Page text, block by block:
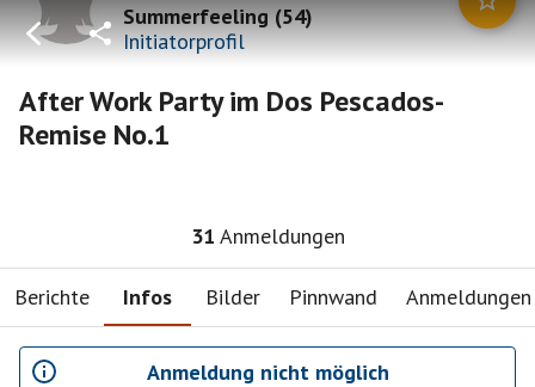
Summerfeeling(54)
Initiatorprofil
After Work Party im Dos Pescados-
Remise No.1
31 Anmeldungen
Berichte Infos Bilder Pinnwand Anmeldungen
Anmeldung nicht möglich